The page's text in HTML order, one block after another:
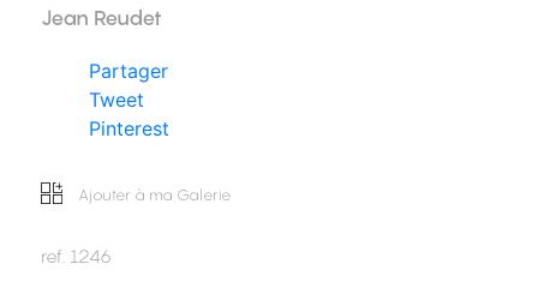
Jean Reudet
Partager
Tweet
Pinterest
Ajouter à ma Galerie
ref. 1246